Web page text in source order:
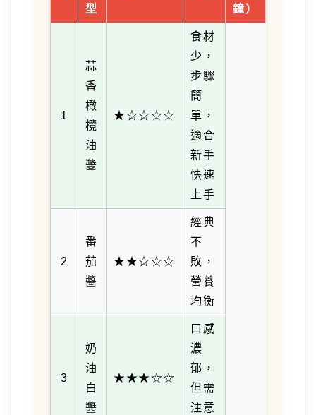
型
鐘）
1
蒜
香
橄
欖
油
醬
★☆☆☆☆
食材
少，
步驟
簡
單，
適合
新手
快速
上手
2
番
茄
醬
★★☆☆☆
經典
不
敗，
營養
均衡
3
奶
油
白
醬
★★★☆☆
口感
濃
郁，
但需
注意